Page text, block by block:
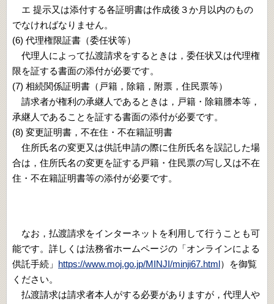
エ 提示又は添付する各証明書は作成後３か月以内のもの
でなければなりません。
(6) 代理権限証書（委任状等）
代理人によって払渡請求をするときは，委任状又は代理権
限を証する書面の添付が必要です。
(7) 相続関係証明書（戸籍，除籍，附票，住民票等）
請求者が権利の承継人であるときは，戸籍・除籍謄本等，
承継人であることを証する書面の添付が必要です。
(8) 変更証明書，不在住・不在籍証明書
住所氏名の変更又は供託申請の際に住所氏名を誤記した場
合は，住所氏名の変更を証する戸籍・住民票の写し又は不在
住・不在籍証明書等の添付が必要です。
なお，払渡請求をインターネットを利用して行うことも可
能です。詳しくは法務省ホームページの「オンラインによる
供託手続」 https://www.moj.go.jp/MINJI/minji67.html）を御覧
ください。
払渡請求は請求者本人がする必要がありますが，代理人や